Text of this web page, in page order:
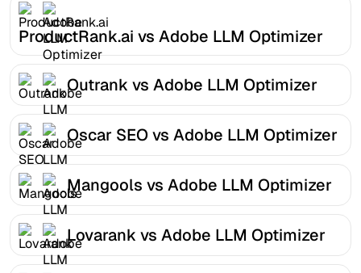
ProductRank.ai vs Adobe LLM Optimizer
Outrank vs Adobe LLM Optimizer
Oscar SEO vs Adobe LLM Optimizer
Mangools vs Adobe LLM Optimizer
Lovarank vs Adobe LLM Optimizer